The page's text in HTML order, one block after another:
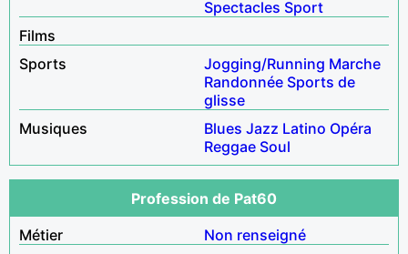
Spectacles Sport
Films
Sports
Jogging/Running Marche
Randonnée Sports de
glisse
Musiques
Blues Jazz Latino Opéra
Reggae Soul
Profession de Pat60
Métier
Non renseigné